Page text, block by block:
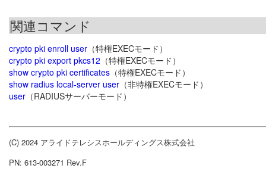
関連コマンド
crypto pki enroll user （特権EXECモード）
crypto pki export pkcs12 （特権EXECモード）
show crypto pki certificates （特権EXECモード）
show radius local-server user （非特権EXECモード）
user （RADIUSサーバーモード）
(C) 2024 アライドテレシスホールディングス株式会社
PN: 613-003271 Rev.F